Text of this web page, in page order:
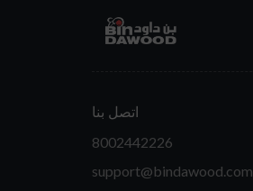
اتصل بنا
8002442226
support@bindawood.com